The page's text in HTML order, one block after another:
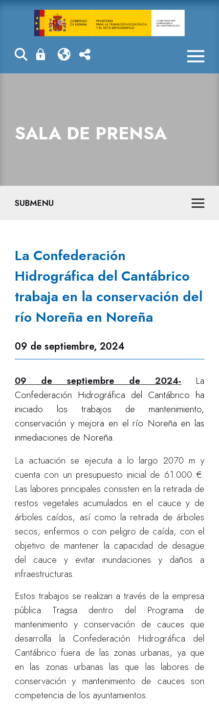
La
SALA DE PRENSA
SUBMENU
La Confederación
Hidrográfica del Cantábrico
trabaja en la conservación del
río Noreña en Noreña
09 de septiembre, 2024
09 de septiembre de 2024-
La
Confederación Hidrográfica del Cantábrico ha
iniciado los trabajos de mantenimiento,
conservación y mejora en el río Noreña en las
inmediaciones de Noreña.
La actuación se ejecuta a lo largo 2070 m y
cuenta con un presupuesto inicial de 61.000 €.
Las labores principales consisten en la retirada de
restos vegetales acumulados en el cauce y de
árboles caídos, así como la retirada de árboles
secos, enfermos o con peligro de caída, con el
objetivo de mantener la capacidad de desagüe
del cauce y evitar inundaciones y daños a
infraestructuras.
Estos trabajos se realizan a través de la empresa
pública Tragsa dentro del Programa de
mantenimiento y conservación de cauces que
desarrolla la Confederación Hidrográfica del
Cantábrico fuera de las zonas urbanas, ya que
en las zonas urbanas las que las labores de
conservación y mantenimiento de cauces son
competencia de los ayuntamientos.